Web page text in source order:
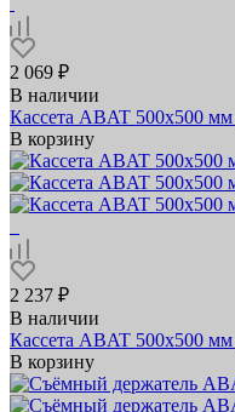
2 069 ₽
В наличии
Кассета ABAT 500х500 мм
В корзину
2 237 ₽
В наличии
Кассета ABAT 500х500
В корзину